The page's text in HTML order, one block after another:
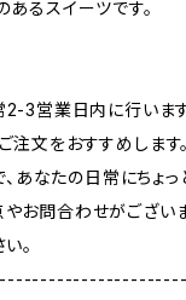
るスイーツです。
3営業日内に行います
注文をおすすめします
、あなたの日常にちょっ
お問合わせがござい
。